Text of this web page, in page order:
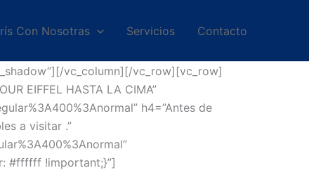
Con Nosotras Servicios Contacto
vc_column][/vc_row][vc_row]
EIFFEL HASTA LA CIMA”
h4=”Antes de
a visitar .”
#ffffff !important;}”]